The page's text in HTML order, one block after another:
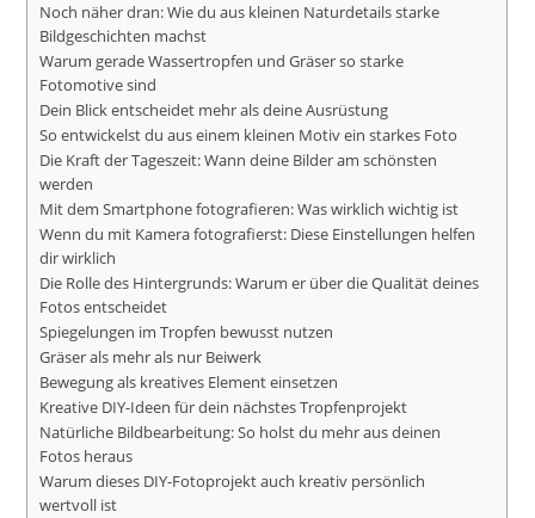
Noch näher dran: Wie du aus kleinen Naturdetails starke
Bildgeschichten machst
Warum gerade Wassertropfen und Gräser so starke
Fotomotive sind
Dein Blick entscheidet mehr als deine Ausrüstung
So entwickelst du aus einem kleinen Motiv ein starkes Foto
Die Kraft der Tageszeit: Wann deine Bilder am schönsten
werden
Mit dem Smartphone fotografieren: Was wirklich wichtig ist
Wenn du mit Kamera fotografierst: Diese Einstellungen helfen
dir wirklich
Die Rolle des Hintergrunds: Warum er über die Qualität deines
Fotos entscheidet
Spiegelungen im Tropfen bewusst nutzen
Gräser als mehr als nur Beiwerk
Bewegung als kreatives Element einsetzen
Kreative DIY-Ideen für dein nächstes Tropfenprojekt
Natürliche Bildbearbeitung: So holst du mehr aus deinen
Fotos heraus
Warum dieses DIY-Fotoprojekt auch kreativ persönlich
wertvoll ist